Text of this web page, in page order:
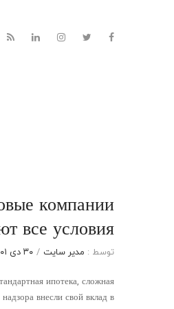
компании
все условия
توسط : مدیر سایت / ۳۰ دی ۱۴۰۱
ипотека, сложная
внесли свой вклад в